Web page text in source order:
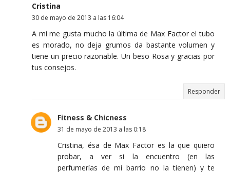
Cristina
30 de mayo de 2013 a las 16:04
A mí me gusta mucho la última de Max Factor el tubo
es morado, no deja grumos da bastante volumen y
tiene un precio razonable. Un beso Rosa y gracias por
tus consejos.
Responder
Fitness & Chicness
31 de mayo de 2013 a las 0:18
Cristina, ésa de Max Factor es la que quiero
probar, a ver si la encuentro (en las
perfumerías de mi barrio no la tienen) y te